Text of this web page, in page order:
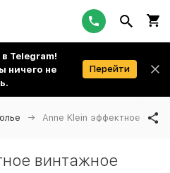
Telegram!
ничего не
Перейти
Anne Klein эффектное
винтажное